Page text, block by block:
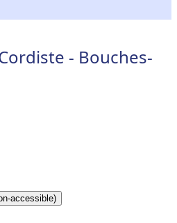
- Bouches-
accessible)